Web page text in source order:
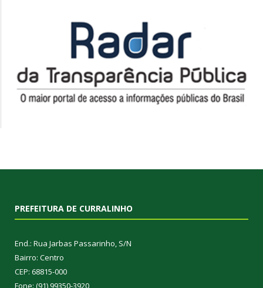
PREFEITURA DE CURRALINHO
End.: Rua Jarbas Passarinho, S/N
Bairro: Centro
CEP: 68815-000
Fone: (91) 99350-3920